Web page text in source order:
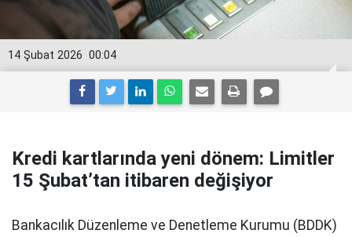
00:04
14 Şubat 2026
Kredi kartlarında yeni dönem: Limitler
15 Şubat’tan itibaren değişiyor
Bankacılık Düzenleme ve Denetleme Kurumu (BDDK)